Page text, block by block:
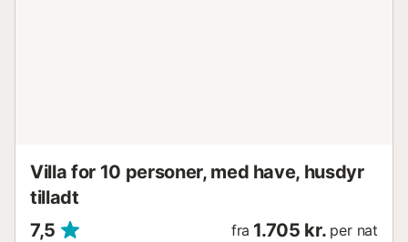
Villa for 10 personer, med have, husdyr
tilladt
7,5
fra 1.705 kr. per nat